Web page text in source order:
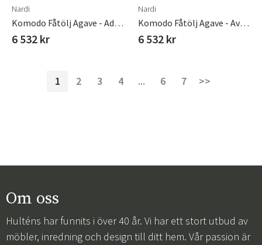
Nardi
Komodo Fåtölj Agave - Adriatic Sunbrella
6 532 kr
Nardi
Komodo Fåtölj Agave - Avocado Sunbrella
6 532 kr
1 2 3 4 ... 6 7 >>
Om oss
Hulténs har funnits i över 40 år. Vi har ett stort utbud av
möbler, inredning och design till ditt hem. Vår passion är